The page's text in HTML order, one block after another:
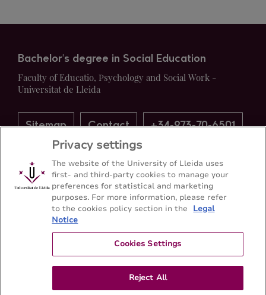
Bachelor's degree in Social Education
Faculty of Educatio, Psychology and Social Work -
Universitat de Lleida
Sitemap Contact +34-973-70-6501
Privacy settings
The website of the University of Lleida uses
first- and third-party cookies to manage your
preferences for statistical and marketing
purposes. For more information, please refer
to the cookies policy section in the
Legal
Notice
Cookies Settings
Reject All